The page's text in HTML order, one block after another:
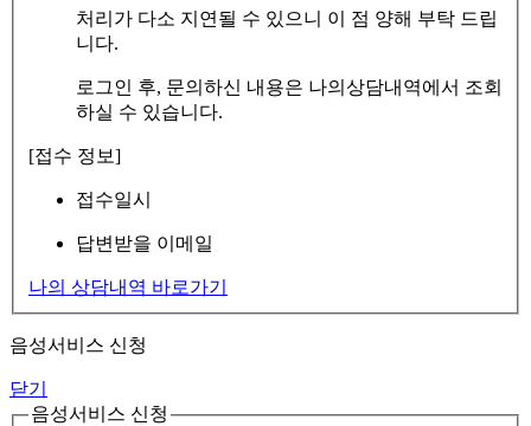
처리가 다소 지연될 수 있으니 이 점 양해 부탁 드립
니다.
로그인 후, 문의하신 내용은 나의상담내역에서 조회
하실 수 있습니다.
[접수 정보]
접수일시
답변받을 이메일
나의 상담내역 바로가기
음성서비스 신청
닫기
음성서비스 신청